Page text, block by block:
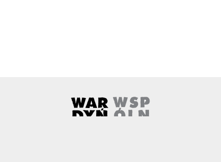
Wardyński i Wspólnicy